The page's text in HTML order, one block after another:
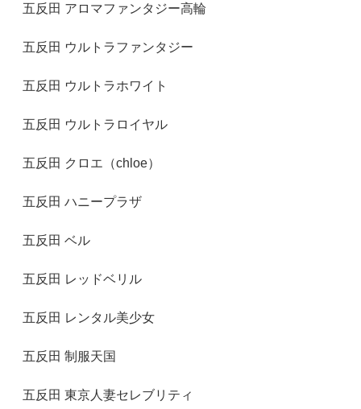
五反田 アロマファンタジー高輪
五反田 ウルトラファンタジー
五反田 ウルトラホワイト
五反田 ウルトラロイヤル
五反田 クロエ（chloe）
五反田 ハニープラザ
五反田 ベル
五反田 レッドベリル
五反田 レンタル美少女
五反田 制服天国
五反田 東京人妻セレブリティ